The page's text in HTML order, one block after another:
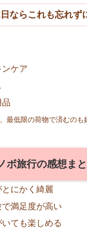
日ならこれも忘れず
ケア
品
最低限の荷物で済むのも
ボ旅行の感想ま
にかく綺麗
満足度が高い
ても楽しめる